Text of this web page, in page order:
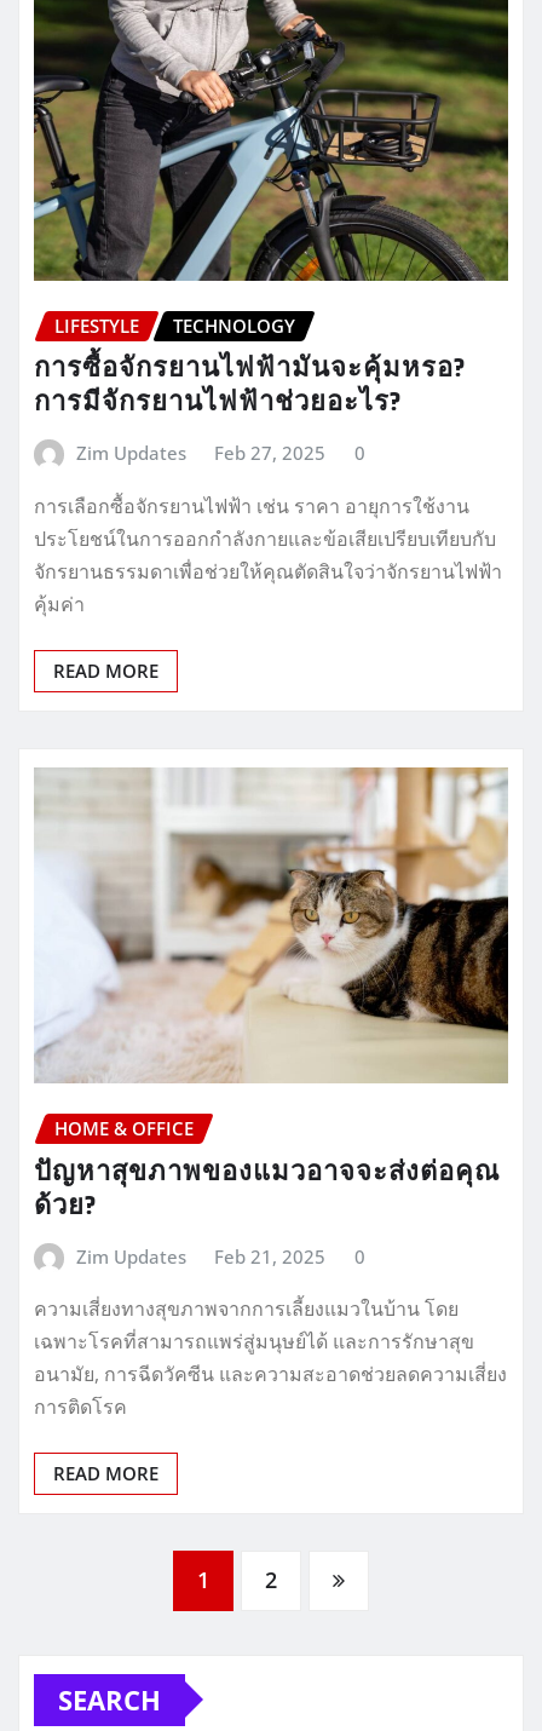
LIFESTYLE TECHNOLOGY
การซื้อจักรยานไฟฟ้ามันจะคุ้มหรอ?
การมีจักรยานไฟฟ้าช่วยอะไร?
Zim Updates Feb 27, 2025 0
การเลือกซื้อจักรยานไฟฟ้า เช่น ราคา อายุการใช้งาน
ประโยชน์ในการออกกำลังกายและข้อเสียเปรียบเทียบกับ
จักรยานธรรมดาเพื่อช่วยให้คุณตัดสินใจว่าจักรยานไฟฟ้า
คุ้มค่า
READ MORE
HOME & OFFICE
ปัญหาสุขภาพของแมวอาจจะส่งต่อคุณ
ด้วย?
Zim Updates Feb 21, 2025 0
ความเสี่ยงทางสุขภาพจากการเลี้ยงแมวในบ้าน โดย
เฉพาะโรคที่สามารถแพร่สู่มนุษย์ได้ และการรักษาสุข
อนามัย, การฉีดวัคซีน และความสะอาดช่วยลดความเสี่ยง
การติดโรค
READ MORE
pagination
1 2
SEARCH